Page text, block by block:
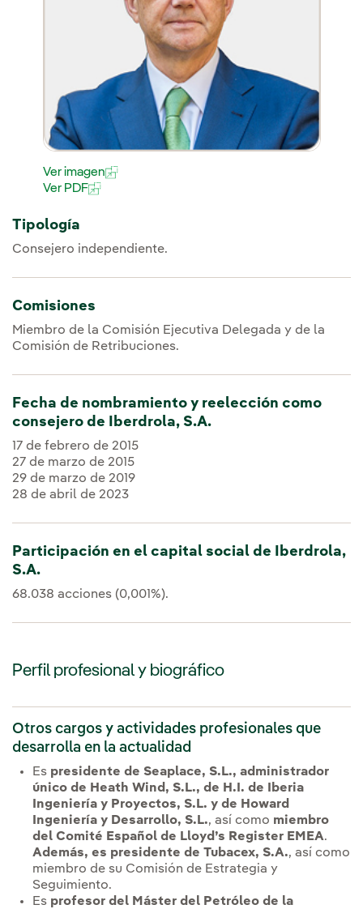
Ver imagen
Ver PDF
Tipología
Consejero independiente.
Comisiones
Miembro de la Comisión Ejecutiva Delegada y de la
Comisión de Retribuciones.
Fecha de nombramiento y reelección como
consejero de Iberdrola, S.A.
17 de febrero de 2015
27 de marzo de 2015
29 de marzo de 2019
28 de abril de 2023
Participación en el capital social de Iberdrola,
S.A.
68.038 acciones (0,001%).
Perfil profesional y biográfico
Otros cargos y actividades profesionales que
desarrolla en la actualidad
Es presidente de Seaplace, S.L., administrador
único de Heath Wind, S.L., de H.I. de Iberia
Ingeniería y Proyectos, S.L. y de Howard
Ingeniería y Desarrollo, S.L., así como miembro
del Comité Español de Lloyd’s Register EMEA.
Además, es presidente de Tubacex, S.A., así como
miembro de su Comisión de Estrategia y
Seguimiento.
Es profesor del Máster del Petróleo de la